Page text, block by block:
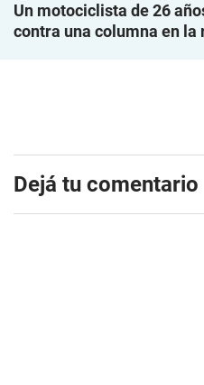
Un motociclista de 26
contra una columna en
Dejá tu comentario